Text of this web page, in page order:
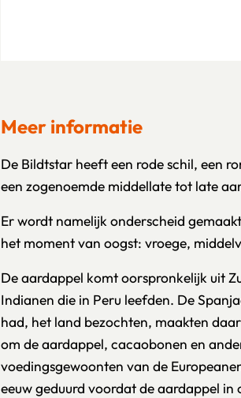
Meer informatie
De Bildtstar heeft een rode schil, een
een zogenoemde middellate tot late
Er wordt namelijk onderscheid
het moment van oogst: vroege,
De aardappel komt oorspronkelijk uit
Indianen die in Peru leefden. De
had, het land bezochten, maakten
om de aardappel, cacaobonen en
voedingsgewoonten van de
eeuw geduurd voordat de aardappel in